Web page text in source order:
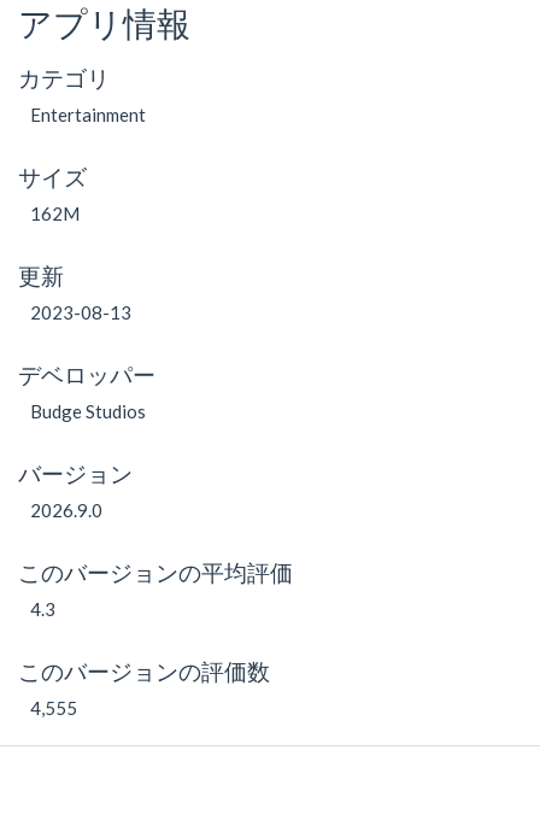
アプリ情報
カテゴリ
Entertainment
サイズ
162M
更新
2023-08-13
デベロッパー
Budge Studios
バージョン
2026.9.0
このバージョンの平均評価
4.3
このバージョンの評価数
4,555